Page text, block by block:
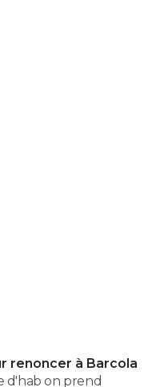
renoncer à Barcola
d'hab on prend